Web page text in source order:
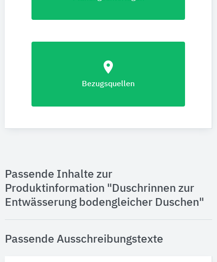
location_on
Bezugsquellen
Passende Inhalte zur
Produktinformation "Duschrinnen zur ​
Entwässerung bodengleicher Duschen"
Passende Ausschreibungstexte